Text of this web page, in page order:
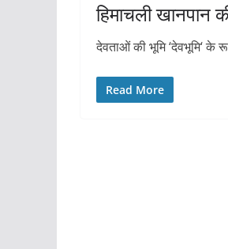
हिमाचली खानपान
देवताओं की भूमि ‘देवभूमि‘ के
Read More